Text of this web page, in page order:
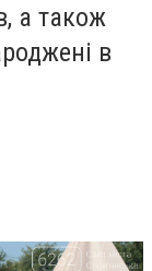
а також
в